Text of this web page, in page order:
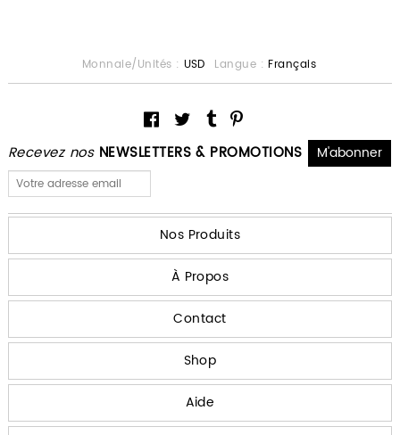
Recevez nos NEWSLETTERS & PROMOTIONS
Monnaie/Unités : USD Langue : Français
Nos Produits
À Propos
Contact
Shop
Aide